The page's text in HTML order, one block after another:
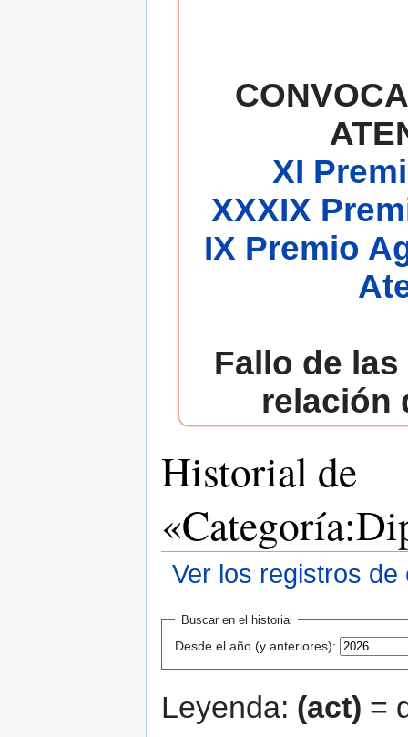
XI
XXXIX
IX Premio
Fallo de
relación
Historial de
Ver los registros de
Buscar en el historial
Desde el año (y anteriores):
Leyenda: (act) =